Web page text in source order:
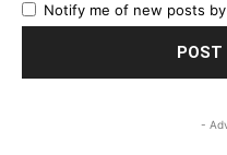
Notify me of new posts by
-